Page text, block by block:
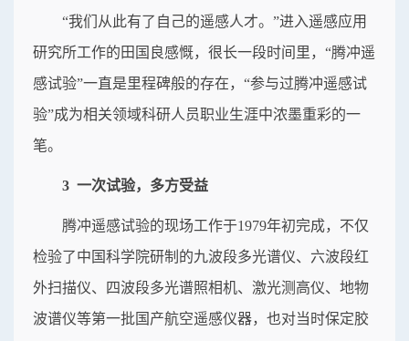
“我们从此有了自己的遥感人才。”进入遥感应用
研究所工作的田国良感慨，很长一段时间里，“腾冲遥
感试验”一直是里程碑般的存在，“参与过腾冲遥感试
验”成为相关领域科研人员职业生涯中浓墨重彩的一
笔。
3 一次试验，多方受益
腾冲遥感试验的现场工作于1979年初完成，不仅
检验了中国科学院研制的九波段多光谱仪、六波段红
外扫描仪、四波段多光谱照相机、激光测高仪、地物
波谱仪等第一批国产航空遥感仪器，也对当时保定胶